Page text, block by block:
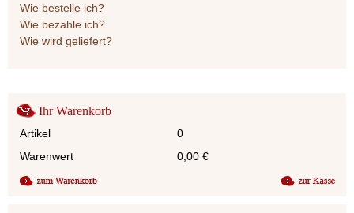
Wie bestelle ich?
Wie bezahle ich?
Wie wird geliefert?
Ihr Warenkorb
Artikel
0
Warenwert
0,00 €